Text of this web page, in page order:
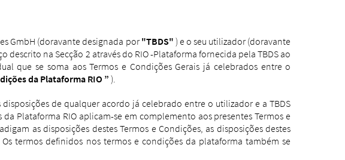
GmbH (doravante designada por "TBDS" ) e o seu utilizador (doravante
descrito na Secção 2 através do RIO -Plataforma fornecida pela TBDS ao
que se soma aos Termos e Condições Gerais já celebrados entre o
da Plataforma RIO ” ).
de qualquer acordo já celebrado entre o utilizador e a TBDS
Plataforma RIO aplicam-se em complemento aos presentes Termos e
as disposições destes Termos e Condições, as disposições destes
Os termos definidos nos termos e condições da plataforma também se